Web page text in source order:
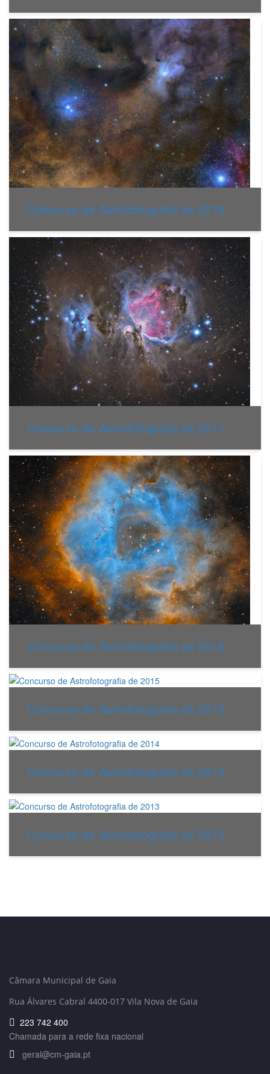
Concurso de Astrofotografia de 2018
Concurso de Astrofotografia de 2017
Concurso de Astrofotografia de 2016
Concurso de Astrofotografia de 2015
Concurso de Astrofotografia de 2014
Concurso de Astrofotografia de 2013
Câmara Municipal de Gaia
Rua Álvares Cabral 4400-017 Vila Nova de Gaia
223 742 400
Chamada para a rede fixa nacional
geral@cm-gaia.pt